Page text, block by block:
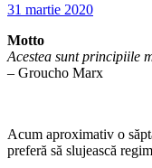
31 martie 2020
Motto
Acestea sunt principiile
– Groucho Marx
Acum aproximativ o
preferă să slujească